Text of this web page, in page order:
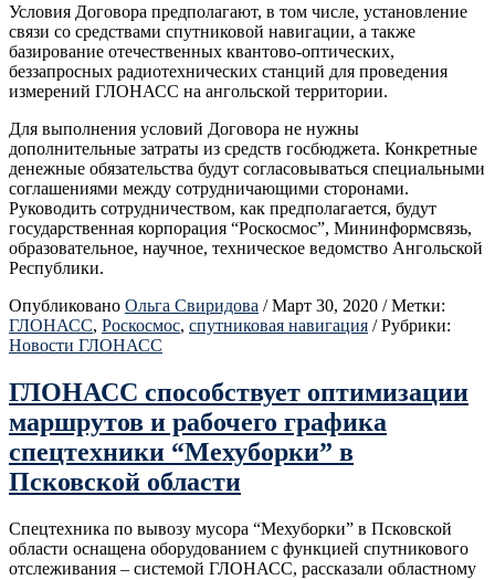
Условия Договора предполагают, в том числе, установление
связи со средствами спутниковой навигации, а также
базирование отечественных квантово-оптических,
беззапросных радиотехнических станций для проведения
измерений ГЛОНАСС на ангольской территории.
Для выполнения условий Договора не нужны
дополнительные затраты из средств госбюджета. Конкретные
денежные обязательства будут согласовываться специальными
соглашениями между сотрудничающими сторонами.
Руководить сотрудничеством, как предполагается, будут
государственная корпорация “Роскосмос”, Мининформсвязь,
образовательное, научное, техническое ведомство Ангольской
Республики.
Опубликовано Ольга Свиридова / Март 30, 2020 / Метки:
ГЛОНАСС, Роскосмос, спутниковая навигация / Рубрики:
Новости ГЛОНАСС
ГЛОНАСС способствует оптимизации
маршрутов и рабочего графика
спецтехники “Мехуборки” в
Псковской области
Спецтехника по вывозу мусора “Мехуборки” в Псковской
области оснащена оборудованием с функцией спутникового
отслеживания – системой ГЛОНАСС, рассказали областному